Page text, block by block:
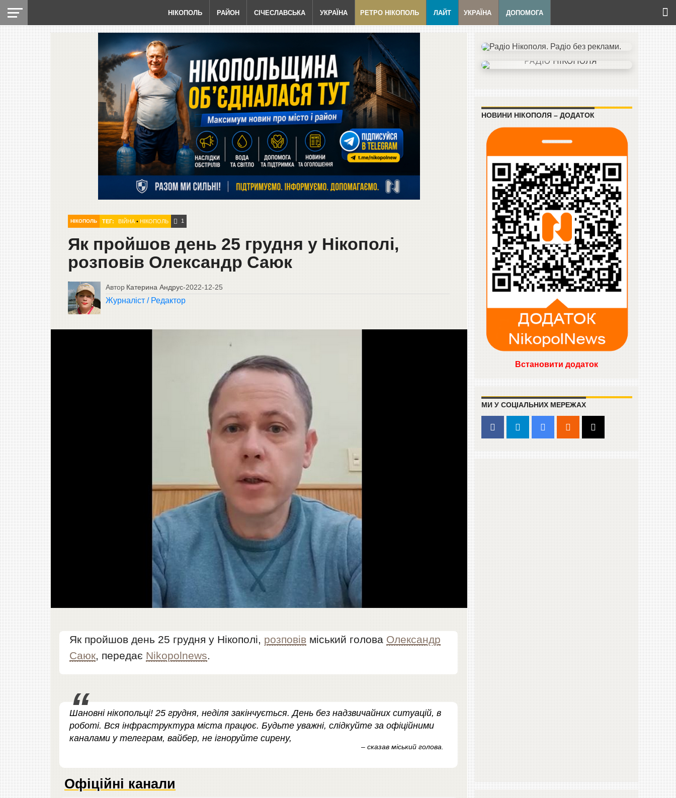
НІКОПОЛЬ РАЙОН СІЧЕСЛАВСЬКА УКРАЇНА РЕТРО НІКОПОЛЬ ЛАЙТ УКРАЇНА ДОПОМОГА
НІКОПОЛЬ ТЕГ: ВІЙНА• НІКОПОЛЬ 1
Як пройшов день 25 грудня у Нікополі,
розповів Олександр Саюк
Автор Катерина Андрус-2022-12-25
Журналіст / Редактор
Як пройшов день 25 грудня у Нікополі, розповів міський голова Олександр
Саюк, передає Nikopolnews.
Шановні нікопольці! 25 грудня, неділя закінчується. День без надзвичайних ситуацій, в
роботі. Вся інфраструктура міста працює. Будьте уважні, слідкуйте за офіційними
каналами у телеграм, вайбер, не ігноруйте сирену,
– сказав міський голова.
Офіційні канали
НОВИНИ НІКОПОЛЯ – ДОДАТОК
Встановити додаток
МИ У СОЦІАЛЬНИХ МЕРЕЖАХ